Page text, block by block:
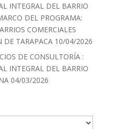
INTEGRAL DEL BARRIO
DEL PROGRAMA:
COMERCIALES
DE TARAPACA 10/04/2026
DE CONSULTORÍA :
INTEGRAL DEL BARRIO
04/03/2026